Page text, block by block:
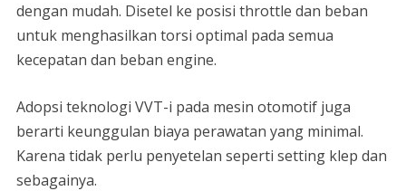
dengan mudah. Disetel ke posisi throttle dan beban
untuk menghasilkan torsi optimal pada semua
kecepatan dan beban engine.
Adopsi teknologi VVT-i pada mesin otomotif juga
berarti keunggulan biaya perawatan yang minimal.
Karena tidak perlu penyetelan seperti setting klep dan
sebagainya.